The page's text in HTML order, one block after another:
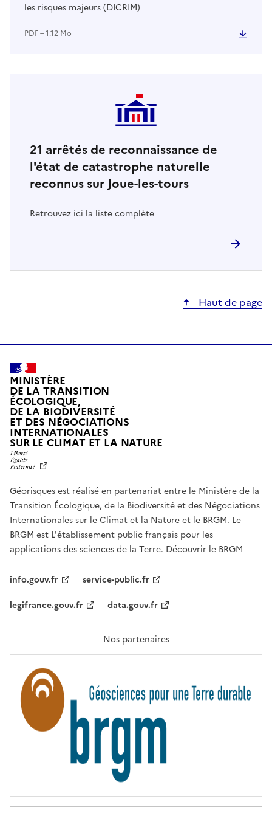
PDF – 1.12 Mo
les risques majeurs (DICRIM)
21 arrêtés de reconnaissance de
l'état de catastrophe naturelle
reconnus sur Joue-les-tours
Retrouvez ici la liste complète
Haut de page
MINISTÈRE
DE LA TRANSITION
ÉCOLOGIQUE,
DE LA BIODIVERSITÉ
ET DES NÉGOCIATIONS
INTERNATIONALES
SUR LE CLIMAT ET LA NATUREL
T
É
,
É
G
A
L
F
A
T
R
T
É
Géorisques est réalisé en partenariat entre le Ministère de la
Transition Écologique, de la Biodiversité et des Négociations
Internationales sur le Climat et la Nature et le BRGM. Le
BRGM est L'établissement public français pour les
applications des sciences de la Terre. Découvrir le BRGM
info.gouv.fr
service-public.fr
legifrance.gouv.fr
data.gouv.fr
Nos partenaires